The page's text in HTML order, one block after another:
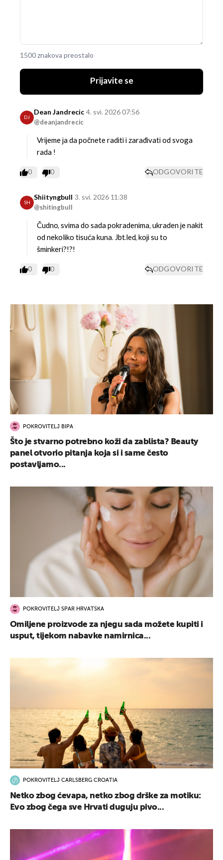
1500 znakova preostalo
Prijavite se
DJ
Dean Jandrecic
@deanjandrecic
4. svi. 2026 07:56
Vrijeme ja da počnete raditi i zarađivati od svoga
rada !
0 0 ODGOVORITE
SH
Shiityngbull
@shitingbull
3. svi. 2026 11:38
Čudno, svima do sada pokradenima, ukraden je nakit
od nekoliko tisuća kuna. Jbt.led, koji su to
šminkeri?!?!
0 0 ODGOVORITE
POKROVITELJ BIPA
Što je stvarno potrebno koži da zablista? Beauty
panel otvorio pitanja koja si i same često
postavljamo...
POKROVITELJ SPAR HRVATSKA
Omiljene proizvode za njegu sada možete kupiti i
usput, tijekom nabavke namirnica...
POKROVITELJ CARLSBERG CROATIA
Netko zbog ćevapa, netko zbog drške za motiku:
Evo zbog čega sve Hrvati duguju pivo...